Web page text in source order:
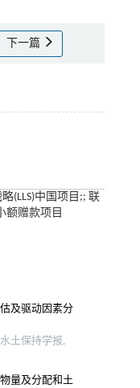
下一篇
(LLS)中国项目;; 联
额赠款项目